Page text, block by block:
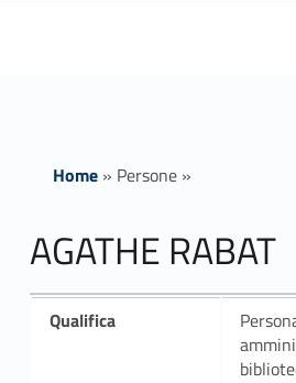
Home» Persone»
AGATHE RABAT
Qualifica